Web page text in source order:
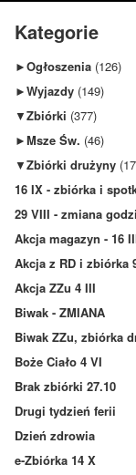
Kategorie
►Ogłoszenia (126)
►Wyjazdy (149)
▼Zbiórki (377)
►Msze Św. (46)
▼Zbiórki drużyny
16 IX - zbiórka i
29 VIII - zmiana
Akcja magazyn - 16
Akcja z RD i zbiórka
Akcja ZZu 4 III
Biwak - ZMIANA
Biwak ZZu, zbiórka
Boże Ciało 4 VI
Brak zbiórki 27.10
Drugi tydzień ferii
Dzień zdrowia
e-Zbiórka 14 X